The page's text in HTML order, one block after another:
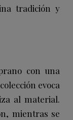
tradición y
con una
evoca
al material.
mientras se